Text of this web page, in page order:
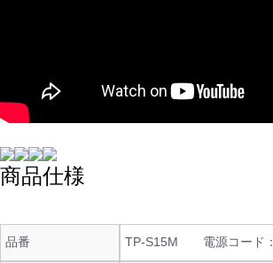
商品仕様
品番 TP-S15M 電源コード：